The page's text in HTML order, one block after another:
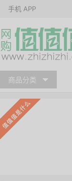
手机 APP
商品分类